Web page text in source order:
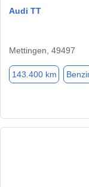
Audi TT
Mettingen, 49497
143.400 km